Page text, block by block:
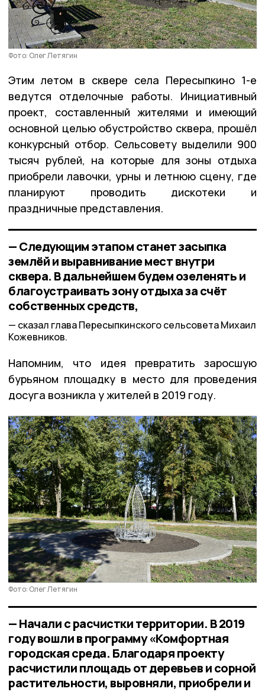
Фото: Олег Летягин
Этим летом в сквере села Пересыпкино 1-е
ведутся отделочные работы. Инициативный
проект, составленный жителями и имеющий
основной целью обустройство сквера, прошёл
конкурсный отбор. Сельсовету выделили 900
тысяч рублей, на которые для зоны отдыха
приобрели лавочки, урны и летнюю сцену, где
планируют проводить дискотеки и
праздничные представления.
— Следующим этапом станет засыпка
землёй и выравнивание мест внутри
сквера. В дальнейшем будем озеленять и
благоустраивать зону отдыха за счёт
собственных средств,
сказал глава Пересыпкинского сельсовета Михаил
Кожевников.
Напомним, что идея превратить заросшую
бурьяном площадку в место для проведения
досуга возникла у жителей в 2019 году.
Фото: Олег Летягин
— Начали с расчистки территории. В 2019
году вошли в программу «Комфортная
городская среда. Благодаря проекту
расчистили площадь от деревьев и сорной
растительности, выровняли, приобрели и